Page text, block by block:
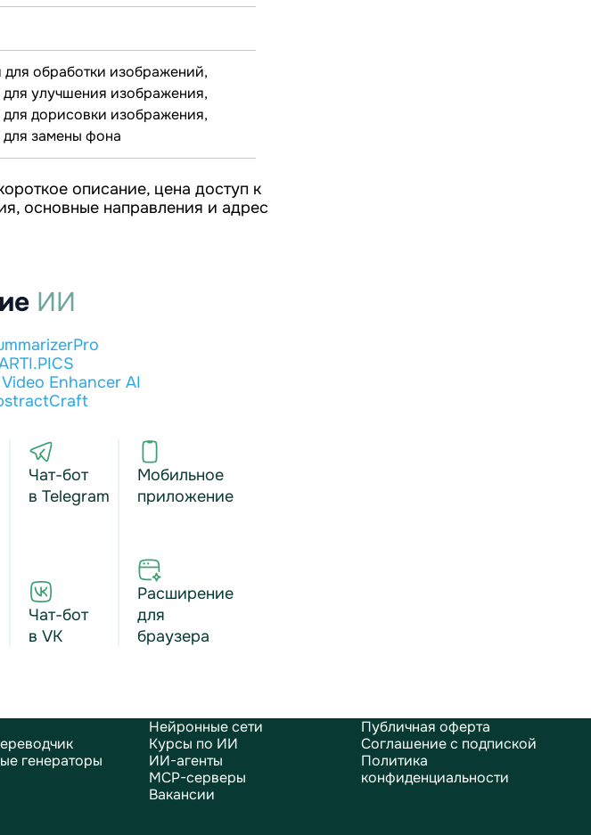
обработки изображений,
улучшения изображения,
дорисовки изображения,
замены фона
описание, цена доступ к
основные направления и адрес
ИИ
Enhancer AI
Чат-бот
в Telegram
Чат-бот
в VK
Мобильное
приложение
Расширение
для
браузера
генераторы
Нейронные сети
Курсы по ИИ
ИИ-агенты
MCP-серверы
Вакансии
Публичная оферта
Соглашение с подпиской
Политика
конфиденциальности